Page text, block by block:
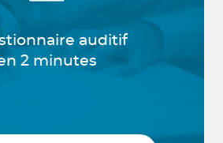
auditif
2 minutes